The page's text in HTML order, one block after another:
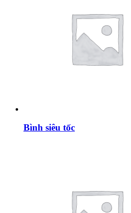
Bình siêu tốc